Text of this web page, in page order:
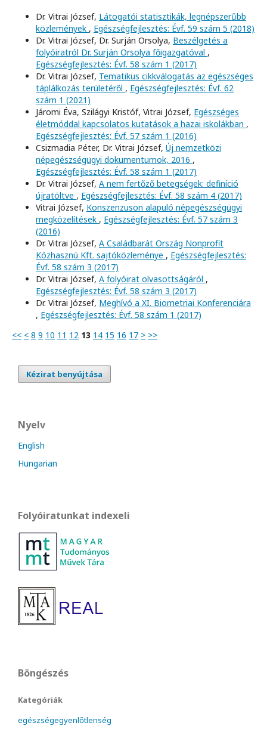
Dr. Vitrai József, Látogatói statisztikák, legnépszerűbb
közlemények , Egészségfejlesztés: Évf. 59 szám 5 (2018)
Dr. Vitrai József, Dr. Surján Orsolya, Beszélgetés a
folyóiratról Dr. Surján Orsolya főigazgatóval ,
Egészségfejlesztés: Évf. 58 szám 1 (2017)
Dr. Vitrai József, Tematikus cikkválogatás az egészséges
táplálkozás területéről , Egészségfejlesztés: Évf. 62
szám 1 (2021)
Járomi Éva, Szilágyi Kristóf, Vitrai József, Egészséges
életmóddal kapcsolatos kutatások a hazai iskolákban ,
Egészségfejlesztés: Évf. 57 szám 1 (2016)
Csizmadia Péter, Dr. Vitrai József, Új nemzetközi
népegészségügyi dokumentumok, 2016 ,
Egészségfejlesztés: Évf. 58 szám 1 (2017)
Dr. Vitrai József, A nem fertőző betegségek: definíció
újratöltve , Egészségfejlesztés: Évf. 58 szám 4 (2017)
Vitrai József, Konszenzuson alapuló népegészségügyi
megközelítések , Egészségfejlesztés: Évf. 57 szám 3
(2016)
Dr. Vitrai József, A Családbarát Ország Nonprofit
Közhasznú Kft. sajtóközleménye , Egészségfejlesztés:
Évf. 58 szám 3 (2017)
Dr. Vitrai József, A folyóirat olvasottságáról ,
Egészségfejlesztés: Évf. 58 szám 3 (2017)
Dr. Vitrai József, Meghívó a XI. Biometriai Konferenciára
, Egészségfejlesztés: Évf. 58 szám 1 (2017)
<< < 8 9 10 11 12 13 14 15 16 17 > >>
Kézirat benyújtása
Nyelv
English
Hungarian
Folyóiratunkat indexeli
Böngészés
Kategóriák
egészségegyenlőtlenség